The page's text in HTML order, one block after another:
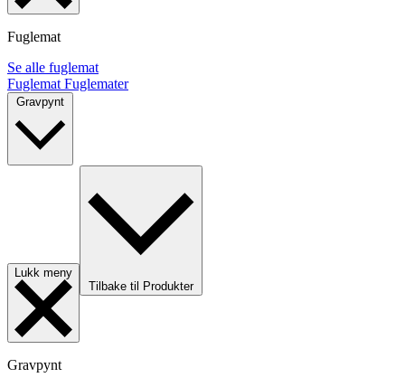
Fuglemat
Se alle fuglemat
Fuglemat Fuglemater
Lukk meny
Tilbake til Produkter
Gravpynt